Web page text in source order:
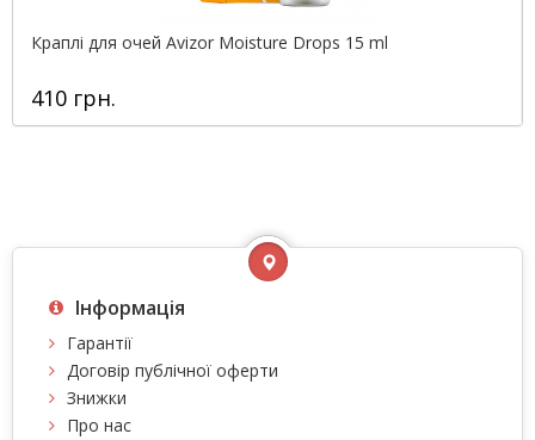
Краплі для очей Avizor Moisture Drops 15 ml
410 грн.
Інформація
Гарантії
Договір публічної оферти
Знижки
Про нас